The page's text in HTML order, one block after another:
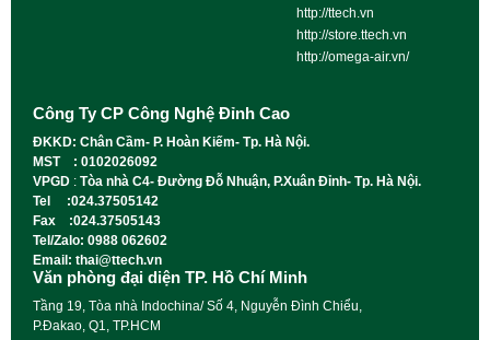
http://ttech.vn
http://store.ttech.vn
http://omega-air.vn/
Công Ty CP Công Nghệ Đỉnh Cao
ĐKKD: Chân Cầm- P. Hoàn Kiếm- Tp. Hà Nội.
MST : 0102026092
VPGD : Tòa nhà C4- Đường Đỗ Nhuận, P.Xuân Đỉnh- Tp. Hà Nội.
Tel :024.37505142
Fax :024.37505143
Tel/Zalo: 0988 062602
Email: thai@ttech.vn
Văn phòng đại diện TP. Hồ Chí Minh
Tầng 19, Tòa nhà Indochina/ Số 4, Nguyễn Đình Chiểu,
P.Đakao, Q1, TP.HCM